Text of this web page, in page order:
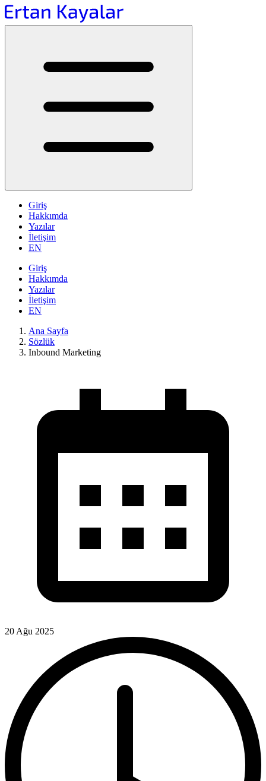
Giriş
Hakkımda
Yazılar
İletişim
EN
Giriş
Hakkımda
Yazılar
İletişim
EN
Ana Sayfa
Sözlük
Inbound Marketing
20 Ağu 2025